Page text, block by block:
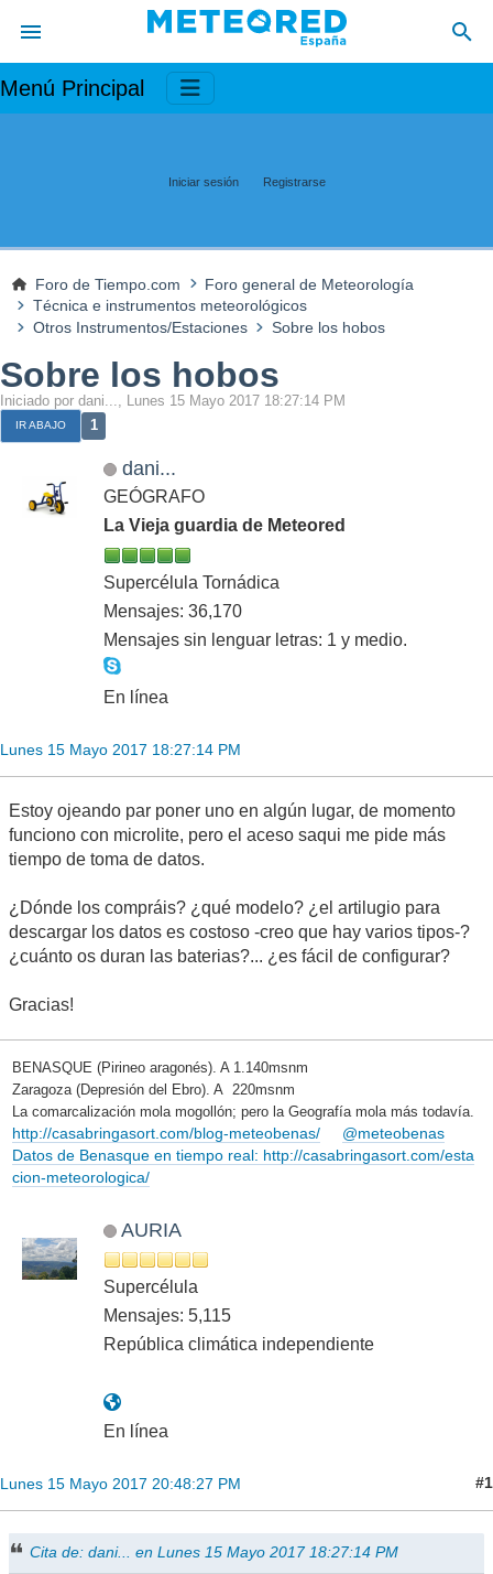
Menú Principal
Iniciar sesión Registrarse
Foro de Tiempo.com
Foro general de Meteorología
Técnica e instrumentos meteorológicos
Otros Instrumentos/Estaciones
Sobre los hobos
Sobre los hobos
Iniciado por dani..., Lunes 15 Mayo 2017 18:27:14 PM
IR ABAJO 1
dani...
GEÓGRAFO
La Vieja guardia de Meteored
Supercélula Tornádica
Mensajes: 36,170
Mensajes sin lenguar letras: 1 y medio.
En línea
Lunes 15 Mayo 2017 18:27:14 PM
Estoy ojeando par poner uno en algún lugar, de momento
funciono con microlite, pero el aceso saqui me pide más
tiempo de toma de datos.
¿Dónde los compráis? ¿qué modelo? ¿el artilugio para
descargar los datos es costoso -creo que hay varios tipos-?
¿cuánto os duran las baterias?... ¿es fácil de configurar?
Gracias!
BENASQUE (Pirineo aragonés). A 1.140msnm
Zaragoza (Depresión del Ebro). A 220msnm
La comarcalización mola mogollón; pero la Geografía mola más todavía.
http://casabringasort.com/blog-meteobenas/
@meteobenas
Datos de Benasque en tiempo real: http://casabringasort.com/esta
cion-meteorologica/
AURIA
Supercélula
Mensajes: 5,115
República climática independiente
En línea
Lunes 15 Mayo 2017 20:48:27 PM #1
Cita de: dani... en Lunes 15 Mayo 2017 18:27:14 PM